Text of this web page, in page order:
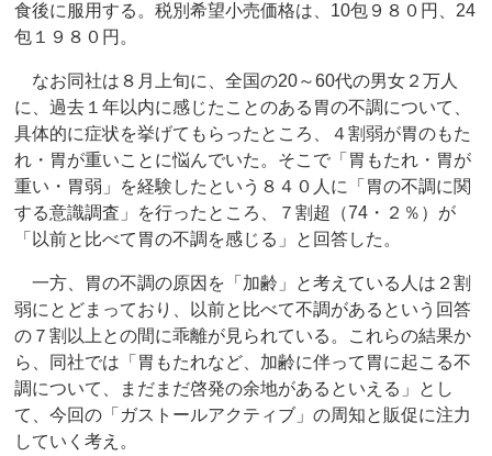
食後に服用する。税別希望小売価格は、10包９８０円、24
包１９８０円。
なお同社は８月上旬に、全国の20～60代の男女２万人
に、過去１年以内に感じたことのある胃の不調について、
具体的に症状を挙げてもらったところ、４割弱が胃のもた
れ・胃が重いことに悩んでいた。そこで「胃もたれ・胃が
重い・胃弱」を経験したという８４０人に「胃の不調に関
する意識調査」を行ったところ、７割超（74・２％）が
「以前と比べて胃の不調を感じる」と回答した。
一方、胃の不調の原因を「加齢」と考えている人は２割
弱にとどまっており、以前と比べて不調があるという回答
の７割以上との間に乖離が見られている。これらの結果か
ら、同社では「胃もたれなど、加齢に伴って胃に起こる不
調について、まだまだ啓発の余地があるといえる」とし
て、今回の「ガストールアクティブ」の周知と販促に注力
していく考え。